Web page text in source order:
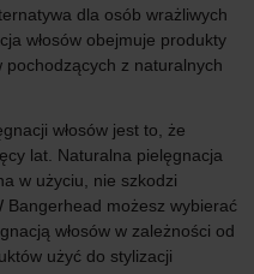
dla osób wrażliwych
włosów obejmuje produkty
pochodzących z naturalnych
włosów jest to, że
lat. Naturalna pielęgnacja
w użyciu, nie szkodzi
Bangerhead możesz wybierać
włosów w zależności od
użyć do stylizacji